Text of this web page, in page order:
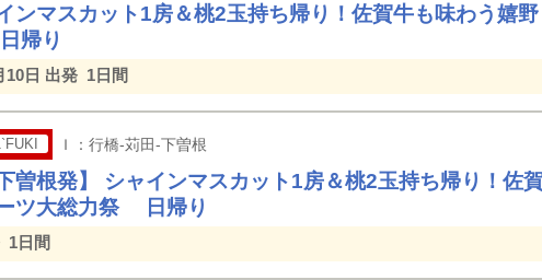
ンマスカット1房＆桃2玉持ち帰り！佐賀牛も味わう嬉
帰り
10日 出発 1日間
Ｉ：行橋-苅田-下曽根
曽根発】 シャインマスカット1房＆桃2玉持ち帰り！佐
ツ大総力祭 日帰り
1日間